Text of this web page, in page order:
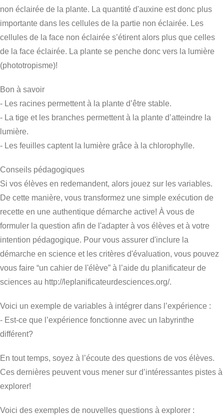
non éclairée de la plante. La quantité d'auxine est donc plus
importante dans les cellules de la partie non éclairée. Les
cellules de la face non éclairée s’étirent alors plus que celles
de la face éclairée. La plante se penche donc vers la lumière
(phototropisme)!
Bon à savoir
- Les racines permettent à la plante d’être stable.
- La tige et les branches permettent à la plante d’atteindre la
lumière.
- Les feuilles captent la lumière grâce à la chlorophylle.
Conseils pédagogiques
Si vos élèves en redemandent, alors jouez sur les variables.
De cette manière, vous transformez une simple exécution de
recette en une authentique démarche active! À vous de
formuler la question afin de l'adapter à vos élèves et à votre
intention pédagogique. Pour vous assurer d'inclure la
démarche en science et les critères d'évaluation, vous pouvez
vous faire “un cahier de l'élève” à l’aide du planificateur de
sciences au http://leplanificateurdesciences.org/.
Voici un exemple de variables à intégrer dans l’expérience :
- Est-ce que l’expérience fonctionne avec un labyrinthe
différent?
En tout temps, soyez à l’écoute des questions de vos élèves.
Ces dernières peuvent vous mener sur d’intéressantes pistes à
explorer!
Voici des exemples de nouvelles questions à explorer :